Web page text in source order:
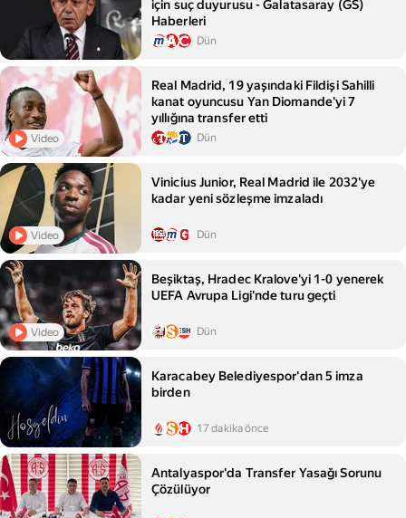
için suç duyurusu - Galatasaray (GS)
Haberleri
Dün
Video
Real Madrid, 19 yaşındaki Fildişi Sahilli
kanat oyuncusu Yan Diomande'yi 7
yıllığına transfer etti
Dün
Video
Vinicius Junior, Real Madrid ile 2032'ye
kadar yeni sözleşme imzaladı
Dün
Video
Beşiktaş, Hradec Kralove'yi 1-0 yenerek
UEFA Avrupa Ligi'nde turu geçti
Dün
Karacabey Belediyespor'dan 5 imza
birden
17 dakika önce
Antalyaspor'da Transfer Yasağı Sorunu
Çözülüyor